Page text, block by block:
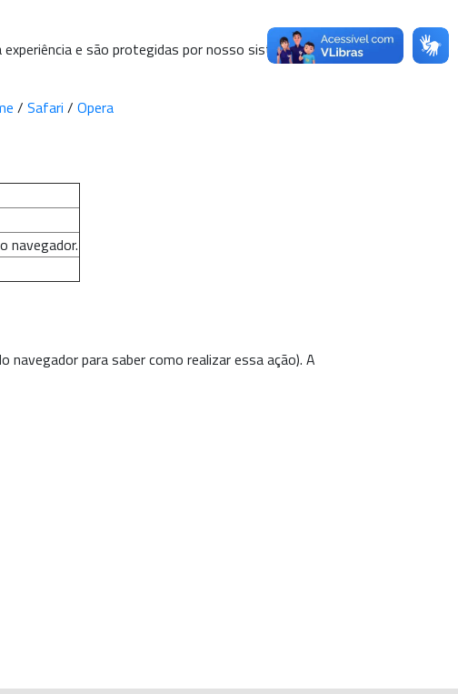
e são protegidas por nosso sistema de
/ Safari / Opera
navegador.
para saber como realizar essa ação). A